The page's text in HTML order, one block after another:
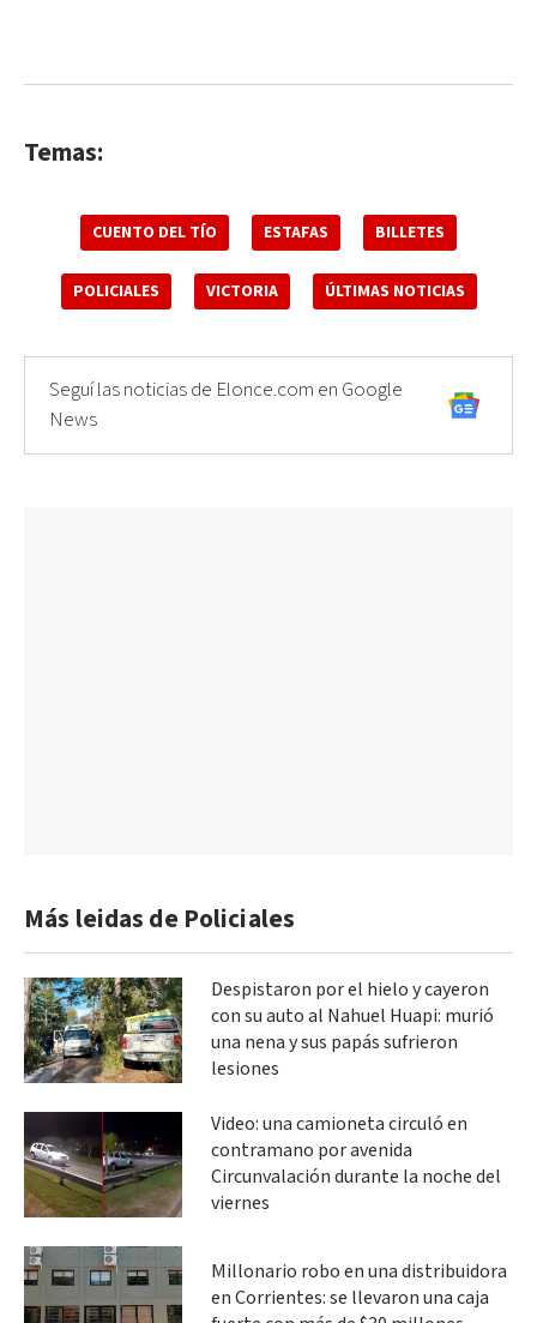
Temas:
CUENTO DEL TÍO ESTAFAS BILLETES
POLICIALES VICTORIA ÚLTIMAS NOTICIAS
Seguí las noticias de Elonce.com en Google
News
Más leidas de Policiales
Despistaron por el hielo y cayeron
con su auto al Nahuel Huapi: murió
una nena y sus papás sufrieron
lesiones
Video: una camioneta circuló en
contramano por avenida
Circunvalación durante la noche del
viernes
Millonario robo en una distribuidora
en Corrientes: se llevaron una caja